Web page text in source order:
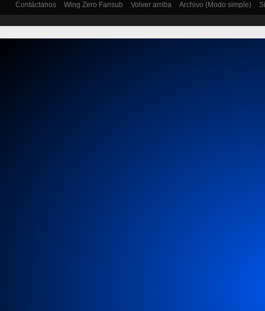
Contáctanos Wing Zero Fansub Volver arriba Archivo (Modo simple)